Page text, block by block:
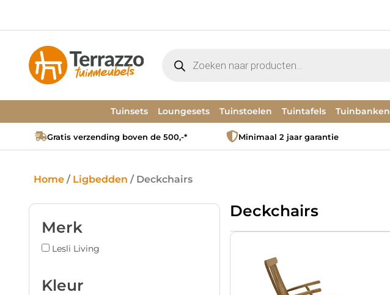
Tuinsets Loungesets Tuinstoelen Tuintafels Tuinbanken
Gratis verzending boven de 500,-* Minimaal 2 jaar garantie
Home / Ligbedden / Deckchairs
Merk
Lesli Living
Kleur
Deckchairs